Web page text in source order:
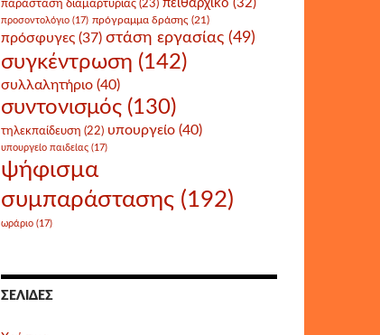
παράσταση διαμαρτυρίας (23) πειθαρχικό (32)
προσοντολόγιο (17) πρόγραμμα δράσης (21)
πρόσφυγες (37) στάση εργασίας (49)
συγκέντρωση (142)
συλλαλητήριο (40)
συντονισμός (130)
τηλεκπαίδευση (22) υπουργείο (40)
υπουργείο παιδείας (17)
ψήφισμα
συμπαράστασης (192)
ωράριο (17)
ΣΕΛΊΔΕΣ